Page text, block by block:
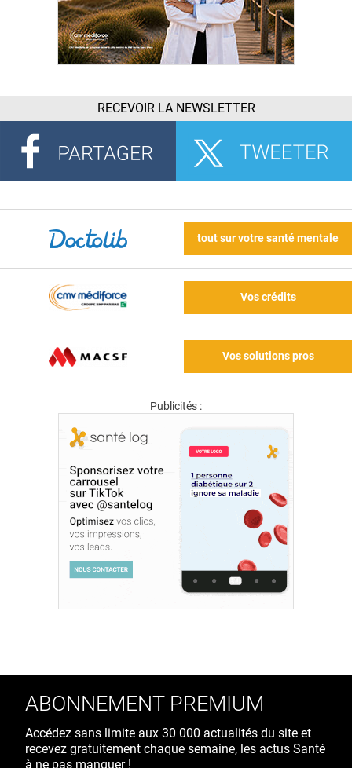
RECEVOIR LA NEWSLETTER
tout sur votre santé mentale
Vos crédits
Vos solutions pros
Publicités :
ABONNEMENT PREMIUM
Accédez sans limite aux 30 000 actualités du site et
recevez gratuitement chaque semaine, les actus Santé
à ne pas manquer !